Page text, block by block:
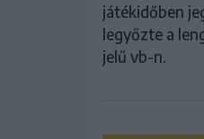
játékidőben
legyőzte a
jelű vb-n.